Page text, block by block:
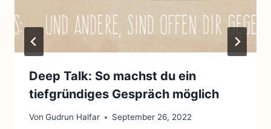
Deep Talk: So machst du ein
tiefgründiges Gespräch möglich
Von Gudrun Halfar September 26, 2022